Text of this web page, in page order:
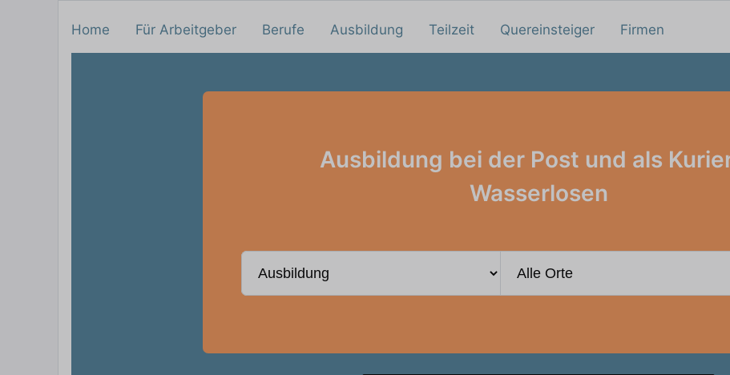
Home Für Arbeitgeber Berufe Ausbildung Teilzeit Quereinsteiger Firmen
Ausbildung bei der Post und als
Wasserlosen